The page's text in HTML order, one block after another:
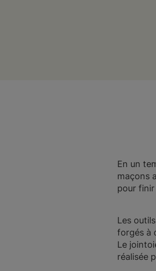
En un
maçons
pour finir
Les
forgés à
Le
réalisée